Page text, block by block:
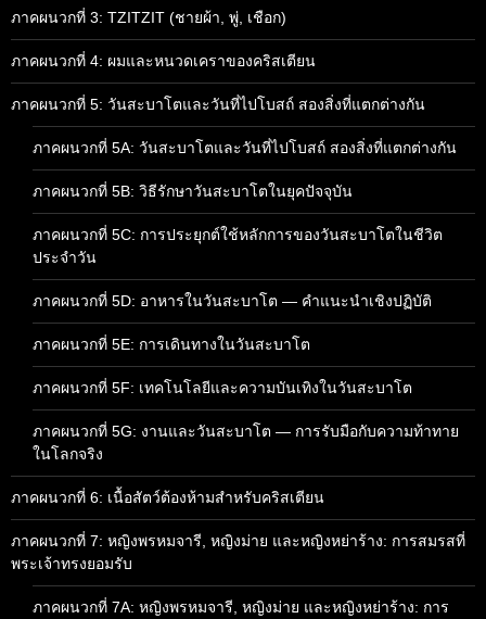
ภาคผนวกที่ 3: TZITZIT (ชายผ้า, พู่, เชือก)
ภาคผนวกที่ 4: ผมและหนวดเคราของคริสเตียน
ภาคผนวกที่ 5: วันสะบาโตและวันที่ไปโบสถ์ สองสิ่งที่แตกต่างกัน
ภาคผนวกที่ 5A: วันสะบาโตและวันที่ไปโบสถ์ สองสิ่งที่แตกต่างกัน
ภาคผนวกที่ 5B: วิธีรักษาวันสะบาโตในยุคปัจจุบัน
ภาคผนวกที่ 5C: การประยุกต์ใช้หลักการของวันสะบาโตในชีวิต
ประจำวัน
ภาคผนวกที่ 5D: อาหารในวันสะบาโต — คำแนะนำเชิงปฏิบัติ
ภาคผนวกที่ 5E: การเดินทางในวันสะบาโต
ภาคผนวกที่ 5F: เทคโนโลยีและความบันเทิงในวันสะบาโต
ภาคผนวกที่ 5G: งานและวันสะบาโต — การรับมือกับความท้าทาย
ในโลกจริง
ภาคผนวกที่ 6: เนื้อสัตว์ต้องห้ามสำหรับคริสเตียน
ภาคผนวกที่ 7: หญิงพรหมจารี, หญิงม่าย และหญิงหย่าร้าง: การสมรสที่
พระเจ้าทรงยอมรับ
ภาคผนวกที่ 7A: หญิงพรหมจารี, หญิงม่าย และหญิงหย่าร้าง: การ